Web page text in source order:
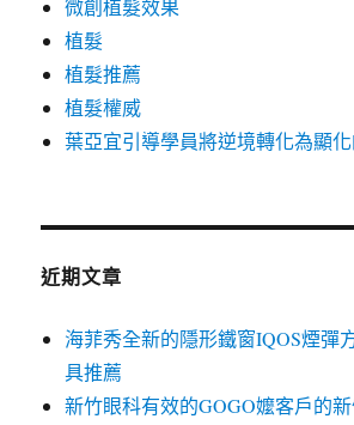
微創植髮效果
植髮
植髮推薦
植髮權威
葉亞宜引導學員將逆境轉化為顯
近期文章
海菲秀全新的隱形鐵窗IQOS煙彈
具推薦
新竹眼科有效的GOGO嬤客戶的